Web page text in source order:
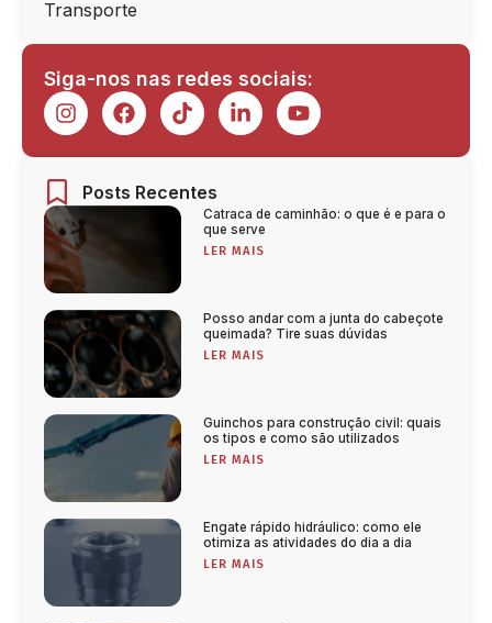
Transporte
Siga-nos nas redes sociais:
Posts Recentes
Catraca de caminhão: o que é e para o
que serve
LER MAIS
Posso andar com a junta do cabeçote
queimada? Tire suas dúvidas
LER MAIS
Guinchos para construção civil: quais
os tipos e como são utilizados
LER MAIS
Engate rápido hidráulico: como ele
otimiza as atividades do dia a dia
LER MAIS